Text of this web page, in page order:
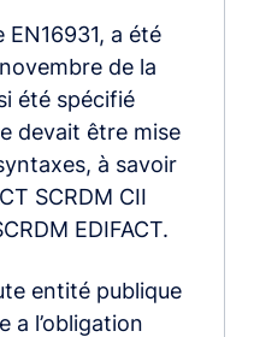
a été
de la
été spécifié
devait être mise
à savoir
SCRDM CII
EDIFACT.
entité publique
a l’obligation